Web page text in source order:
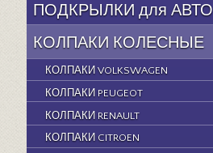
ПОДКРЫЛКИ для АВТО
КОЛПАКИ КОЛЕСНЫЕ
КОЛПАКИ VOLKSWAGEN
КОЛПАКИ PEUGEOT
КОЛПАКИ RENAULT
КОЛПАКИ CITROEN